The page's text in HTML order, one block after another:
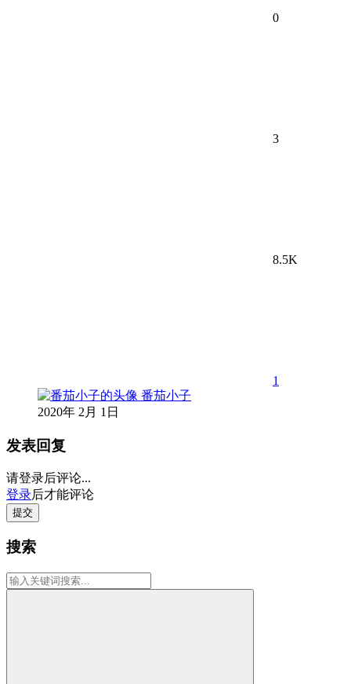
0
3
8.5K
1
番茄小子
2020年 2月 1日
发表回复
请登录后评论...
登录后才能评论
提交
搜索